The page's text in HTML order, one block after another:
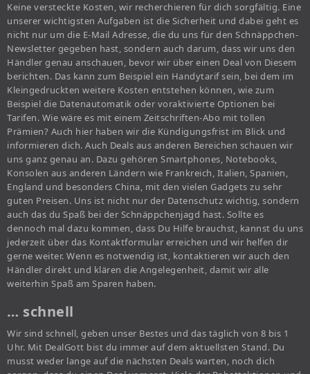
Keine versteckte Kosten, wir recherchieren für dich sorgfältig. Eine
unserer wichtigsten Aufgaben ist die Sicherheit und dabei geht es
nicht nur um die E-Mail Adresse, die du uns für den Schnäppchen-
Newsletter gegeben hast, sondern auch darum, dass wir uns den
Händler genau anschauen, bevor wir über einen Deal von Diesem
berichten. Das kann zum Beispiel ein Handytarif sein, bei dem im
Kleingedruckten weitere Kosten entstehen können, wie zum
Beispiel die Datenautomatik oder voraktivierte Optionen bei
Tarifen. Wie wäre es mit einem Zeitschriften-Abo mit tollen
Prämien? Auch hier haben wir die Kündigungsfrist im Blick und
informieren dich. Auch Deals aus anderen Bereichen schauen wir
uns ganz genau an. Dazu gehören Smartphones, Notebooks,
Konsolen aus anderen Ländern wie Frankreich, Italien, Spanien,
England und besonders China, mit den vielen Gadgets zu sehr
guten Preisen. Uns ist nicht nur der Datenschutz wichtig, sondern
auch das du Spaß bei der Schnäppchenjagd hast. Sollte es
dennoch mal dazu kommen, dass Du Hilfe brauchst, kannst du uns
jederzeit über das Kontaktformular erreichen und wir helfen dir
gerne weiter. Wenn es notwendig ist, kontaktieren wir auch den
Händler direkt und klären die Angelegenheit, damit wir alle
weiterhin Spaß am Sparen haben.
… schnell
Wir sind schnell, geben unser Bestes und das täglich von 8 bis 1
Uhr. Mit DealGott bist du immer auf dem aktuellsten Stand. Du
musst weder lange auf die nächsten Deals warten, noch dich